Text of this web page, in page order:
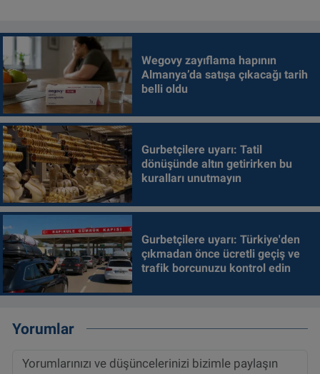
Wegovy zayıflama hapının
Almanya’da satışa çıkacağı tarih
belli oldu
Gurbetçilere uyarı: Tatil
dönüşünde altın getirirken bu
kuralları unutmayın
Gurbetçilere uyarı: Türkiye'den
çıkmadan önce ücretli geçiş ve
trafik borcunuzu kontrol edin
Yorumlar